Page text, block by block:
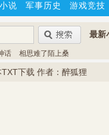
说 军事历史 游戏竞技
最新
话 相思难了陌上桑
TXT下载 作者：醉狐狸